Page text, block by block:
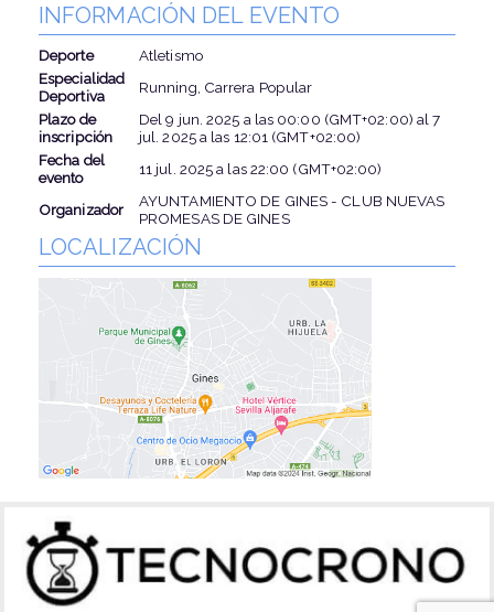
INFORMACIÓN DEL EVENTO
Deporte
Atletismo
Especialidad
Deportiva
Running, Carrera Popular
Plazo de
inscripción
Del9 jun. 2025 a las 00:00 (GMT+02:00) al7
jul. 2025a las 12:01 (GMT+02:00)
Fecha del
evento
11 jul. 2025a las22:00 (GMT+02:00)
Organizador
AYUNTAMIENTO DE GINES - CLUB NUEVAS
PROMESAS DE GINES
LOCALIZACIÓN